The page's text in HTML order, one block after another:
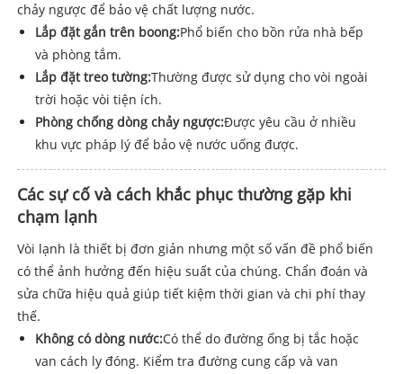
chảy ngược để bảo vệ chất lượng nước.
Lắp đặt gắn trên boong:Phổ biến cho bồn rửa nhà bếp
và phòng tắm.
Lắp đặt treo tường:Thường được sử dụng cho vòi ngoài
trời hoặc vòi tiện ích.
Phòng chống dòng chảy ngược:Được yêu cầu ở nhiều
khu vực pháp lý để bảo vệ nước uống được.
Các sự cố và cách khắc phục thường gặp khi
chạm lạnh
Vòi lạnh là thiết bị đơn giản nhưng một số vấn đề phổ biến
có thể ảnh hưởng đến hiệu suất của chúng. Chẩn đoán và
sửa chữa hiệu quả giúp tiết kiệm thời gian và chi phí thay
thế.
Không có dòng nước:Có thể do đường ống bị tắc hoặc
van cách ly đóng. Kiểm tra đường cung cấp và van